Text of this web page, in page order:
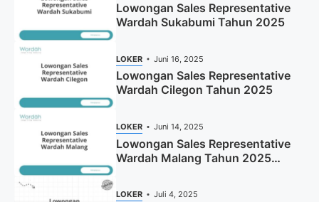
Lowongan Sales Representative
Wardah Sukabumi Tahun 2025
LOKER Juni 16, 2025
Lowongan Sales Representative
Wardah Cilegon Tahun 2025
LOKER Juni 14, 2025
Lowongan Sales Representative
Wardah Malang Tahun 2025
LOKER Juli 4, 2025